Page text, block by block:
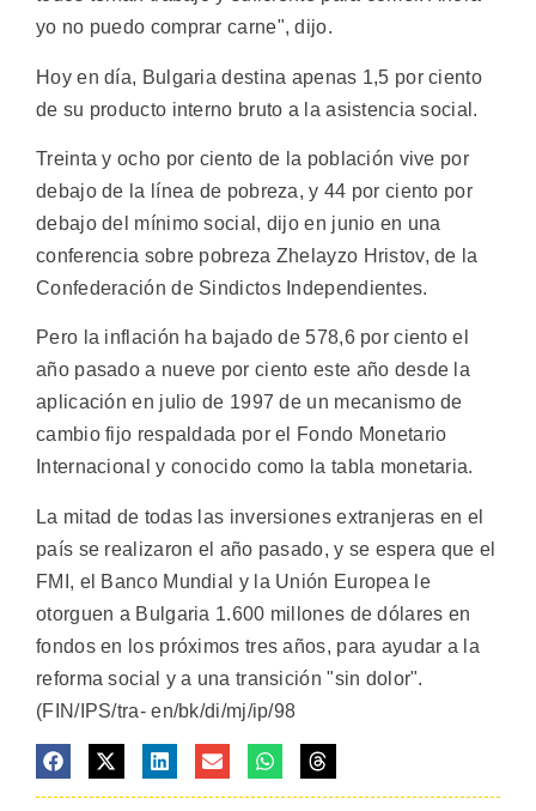
yo no puedo comprar carne", dijo.
Hoy en día, Bulgaria destina apenas 1,5 por ciento
de su producto interno bruto a la asistencia social.
Treinta y ocho por ciento de la población vive por
debajo de la línea de pobreza, y 44 por ciento por
debajo del mínimo social, dijo en junio en una
conferencia sobre pobreza Zhelayzo Hristov, de la
Confederación de Sindictos Independientes.
Pero la inflación ha bajado de 578,6 por ciento el
año pasado a nueve por ciento este año desde la
aplicación en julio de 1997 de un mecanismo de
cambio fijo respaldada por el Fondo Monetario
Internacional y conocido como la tabla monetaria.
La mitad de todas las inversiones extranjeras en el
país se realizaron el año pasado, y se espera que el
FMI, el Banco Mundial y la Unión Europea le
otorguen a Bulgaria 1.600 millones de dólares en
fondos en los próximos tres años, para ayudar a la
reforma social y a una transición "sin dolor".
(FIN/IPS/tra- en/bk/di/mj/ip/98